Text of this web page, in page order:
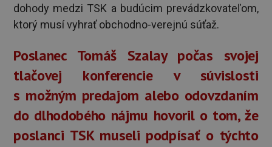
dohody medzi TSK a budúcim prevádzkovateľom,
ktorý musí vyhrať obchodno-verejnú súťaž.
Poslanec Tomáš Szalay počas svojej
tlačovej konferencie v súvislosti
s možným predajom alebo odovzdaním
do dlhodobého nájmu hovoril o tom, že
poslanci TSK museli podpísať o týchto